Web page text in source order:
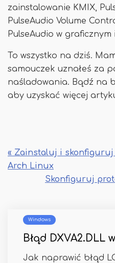
zainstalowanie KMIX,
PulseAudio Volume
PulseAudio w
To wszystko na dziś.
samouczek uznałeś za
naśladowania. Bądź na
aby uzyskać więcej
« Zainstaluj i skonfiguruj
Arch Linux
Skonfiguruj
Windows
Błąd DXVA2.DLL
Jak naprawić błąd